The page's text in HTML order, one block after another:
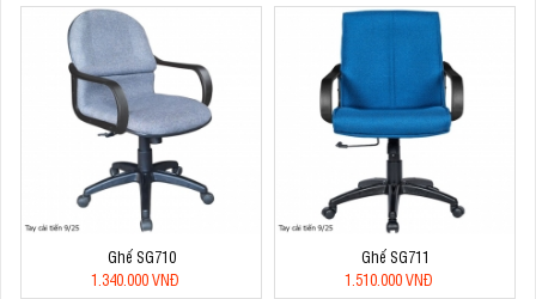
Ghế SG710
1.340.000 VNĐ
Ghế SG711
1.510.000 VNĐ